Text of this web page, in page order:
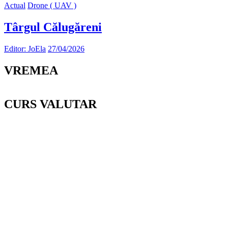
Actual Drone ( UAV )
Târgul Călugăreni
Editor: JoEla 27/04/2026
VREMEA
CURS VALUTAR